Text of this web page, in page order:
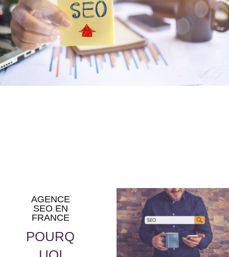
AGENCE
SEO EN
FRANCE
POURQ